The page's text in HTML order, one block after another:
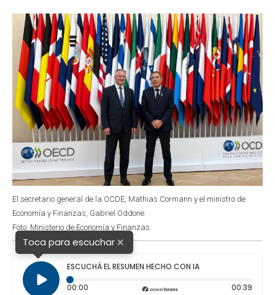
k
p
n
El secretario general de la OCDE, Mathias Cormann y el ministro de
Economía y Finanzas, Gabriel Oddone.
Foto: Ministerio de Economía y Finanzas.
Toca para escuchar×
ESCUCHÁ EL RESUMEN HECHO CON IA
00:00 Tiempo transcurrido: 0 segundos 00:39